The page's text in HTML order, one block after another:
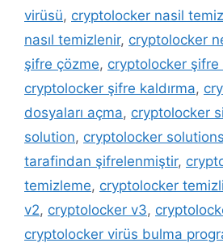
virüsü, cryptolocker nasil
nasıl temizlenir, cryptolocker
şifre çözme, cryptolocker şifre
cryptolocker şifre kaldırma,
dosyaları açma, cryptolocker
solution, cryptolocker solutions
tarafindan şifrelenmiştir,
temizleme, cryptolocker
v2, cryptolocker v3,
cryptolocker virüs bulma